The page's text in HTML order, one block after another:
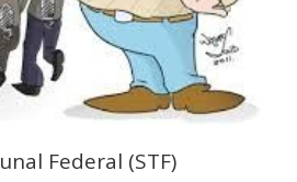
Federal (STF)